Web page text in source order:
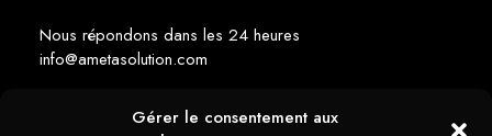
Gérer le consentement aux
Nous répondons dans les 24 heures
info@ametasolution.com
RESTEZ INFORMÉ